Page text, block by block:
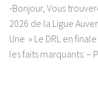
-Bonjour, Vous
2026 de la Ligue
Une » Le DRL en
les faits marquants: –